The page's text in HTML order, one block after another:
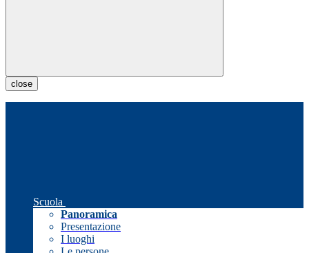
close
Scuola
Panoramica
Presentazione
I luoghi